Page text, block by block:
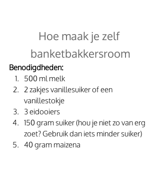
Hoe maak je zelf
banketbakkersroom
Benodigdheden:
500 ml melk
2 zakjes vanillesuiker of een
vanillestokje
3 eidooiers
150 gram suiker (hou je niet zo van erg
zoet? Gebruik dan iets minder suiker)
40 gram maizena